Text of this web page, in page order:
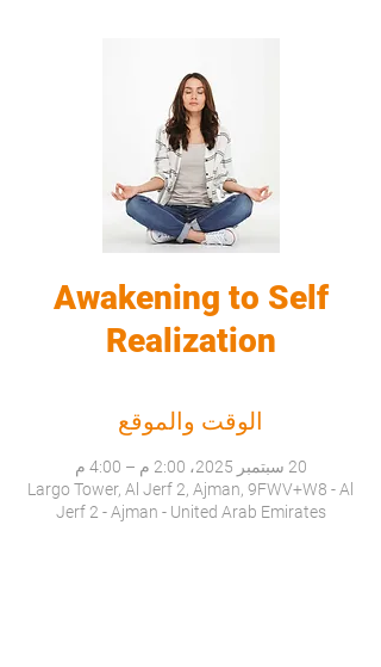
Awakening to Self
Realization
الوقت والموقع
20 سبتمبر 2025، 2:00 م – 4:00 م
Largo Tower, Al Jerf 2, Ajman, 9FWV+W8 - Al
Jerf 2 - Ajman - United Arab Emirates